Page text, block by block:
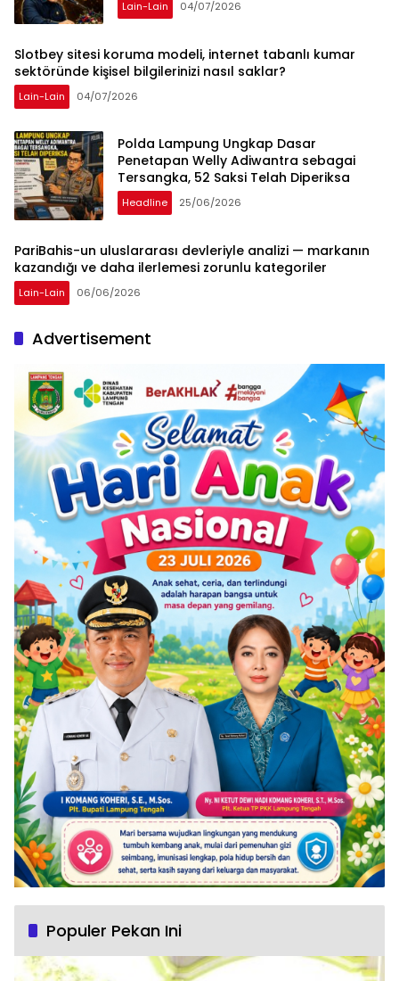
Lain-Lain 04/07/2026
Slotbey sitesi koruma modeli, internet tabanlı kumar
sektöründe kişisel bilgilerinizi nasıl saklar?
Lain-Lain 04/07/2026
Polda Lampung Ungkap Dasar
Penetapan Welly Adiwantra sebagai
Tersangka, 52 Saksi Telah Diperiksa
Headline 25/06/2026
PariBahis-un uluslararası devleriyle analizi — markanın
kazandığı ve daha ilerlemesi zorunlu kategoriler
Lain-Lain 06/06/2026
Advertisement
Populer Pekan Ini